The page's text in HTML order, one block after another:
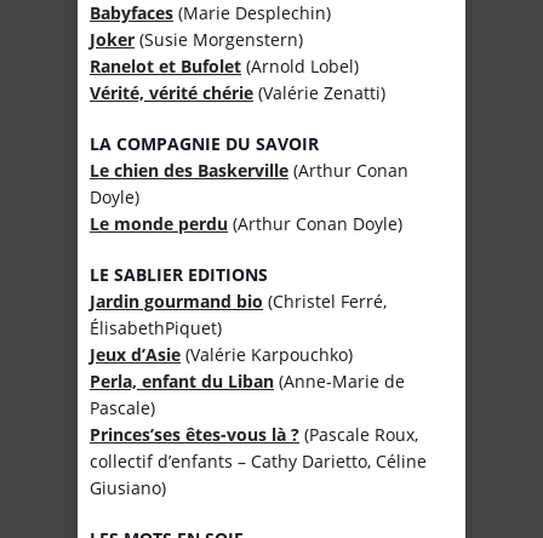
Babyfaces (Marie Desplechin)
Joker (Susie Morgenstern)
Ranelot et Bufolet (Arnold Lobel)
Vérité, vérité chérie (Valérie Zenatti)
LA COMPAGNIE DU SAVOIR
Le chien des Baskerville (Arthur Conan
Doyle)
Le monde perdu (Arthur Conan Doyle)
LE SABLIER EDITIONS
Jardin gourmand bio (Christel Ferré,
ÉlisabethPiquet)
Jeux d’Asie (Valérie Karpouchko)
Perla, enfant du Liban (Anne-Marie de
Pascale)
Princes’ses êtes-vous là ? (Pascale Roux,
collectif d’enfants – Cathy Darietto, Céline
Giusiano)